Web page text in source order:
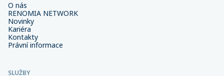
O nás
RENOMIA NETWORK
Novinky
Kariéra
Kontakty
Právní informace
SLUŽBY